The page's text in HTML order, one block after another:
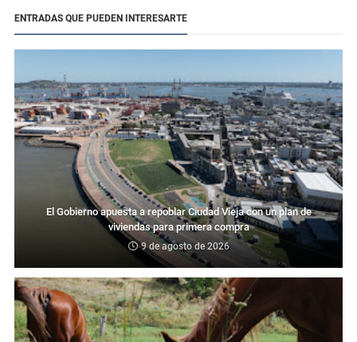
ENTRADAS QUE PUEDEN INTERESARTE
El Gobierno apuesta a repoblar Ciudad Vieja con un plan de
viviendas para primera compra
9 de agosto de 2026